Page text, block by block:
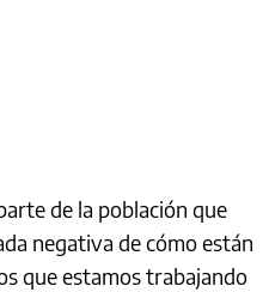
de la población que
negativa de cómo están
que estamos trabajando